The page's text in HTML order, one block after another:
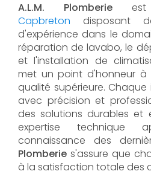
A.L.M. Plomberie
Capbreton disposant
d'expérience dans le
réparation de lavabo, le
et l'installation de
met un point d'honneur à
qualité supérieure.
avec précision et
des solutions durables et
expertise technique
connaissance des
Plomberie s'assure que
à la satisfaction totale des